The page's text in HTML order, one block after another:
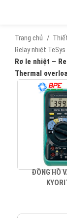
Trang chủ
Relay nhiệt TeSys
Rơ le nhiệt –
Thermal
ĐỒNG HỒ